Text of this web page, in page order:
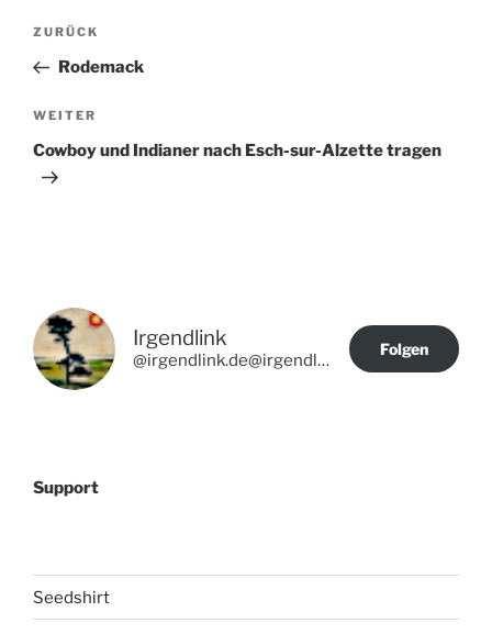
Beitragsnavigation
Vorheriger
Beitrag
ZURÜCK
Rodemack
Nächster
Beitrag
WEITER
Cowboy und Indianer nach Esch-sur-Alzette tragen
Irgendlink
@irgendlink.de@irgendlink.de
Folgen
Support
Seedshirt